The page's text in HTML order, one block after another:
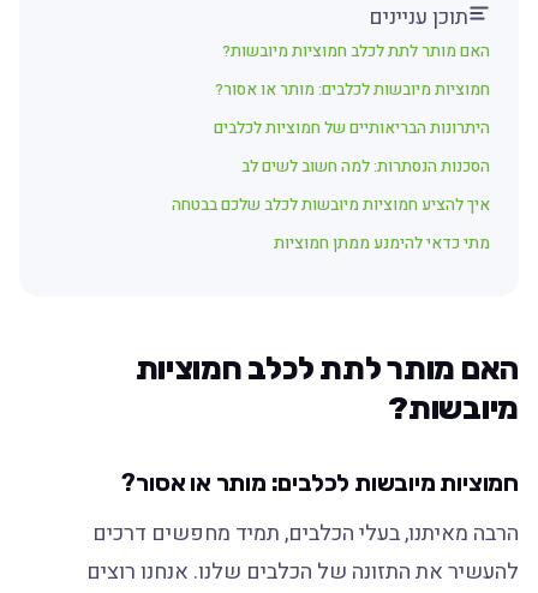
תוכן עניינים
האם מותר לתת לכלב חמוציות מיובשות?
חמוציות מיובשות לכלבים: מותר או אסור?
היתרונות הבריאותיים של חמוציות לכלבים
הסכנות הנסתרות: למה חשוב לשים לב
איך להציע חמוציות מיובשות לכלב שלכם בבטחה
מתי כדאי להימנע ממתן חמוציות
האם מותר לתת לכלב חמוציות
מיובשות?
חמוציות מיובשות לכלבים: מותר או אסור?
הרבה מאיתנו, בעלי הכלבים, תמיד מחפשים דרכים
להעשיר את התזונה של הכלבים שלנו. אנחנו רוצים